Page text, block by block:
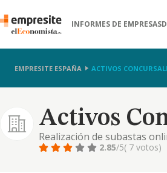
INFORMES DE EMPRESAS
EMPRESITE ESPAÑA ACTIVOS
Activos
Realización de subastas
2.85/5( 7 votos)